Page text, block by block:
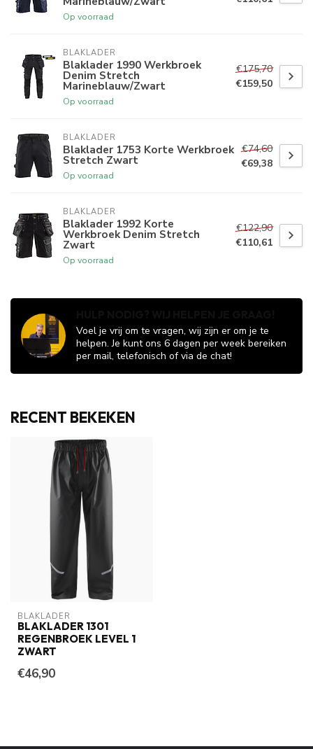
Op voorraad
BLAKLADER
Blaklader 1990 Werkbroek
Denim Stretch
Marineblauw/Zwart
Op voorraad
€175,70
€159,50
BLAKLADER
Blaklader 1753 Korte Werkbroek
Stretch Zwart
Op voorraad
€74,60
€69,38
BLAKLADER
Blaklader 1992 Korte
Werkbroek Denim Stretch
Zwart
Op voorraad
€122,90
€110,61
Voel je vrij om te vragen, wij zijn er om je te
helpen. Je kunt ons 6 dagen per week bereiken
per mail, telefonisch of via de chat!
RECENT BEKEKEN
BLAKLADER
BLAKLADER 1301
REGENBROEK LEVEL 1
ZWART
€46,90